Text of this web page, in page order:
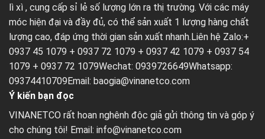
lì xì , cung cấp sỉ lẻ số lượng lớn ra thị trường. Với các máy
móc hiện đại và đầy đủ, có thể sản xuất 1 lượng hàng chất
lượng cao, đáp ứng thời gian sản xuất nhanh.Liên hệ Zalo:+
0937 45 1079 + 0937 72 1079 + 0937 42 1079 + 0937 54
1079 + 0937 72 1079Wechat: 0939726649Whatsapp:
09374410709Email: baogia@vinanetco.com
Ý kiến bạn đọc
VINANETCO rất hoan nghênh độc giả gửi thông tin và góp ý
cho chúng tôi! Email: info@vinanetco.com